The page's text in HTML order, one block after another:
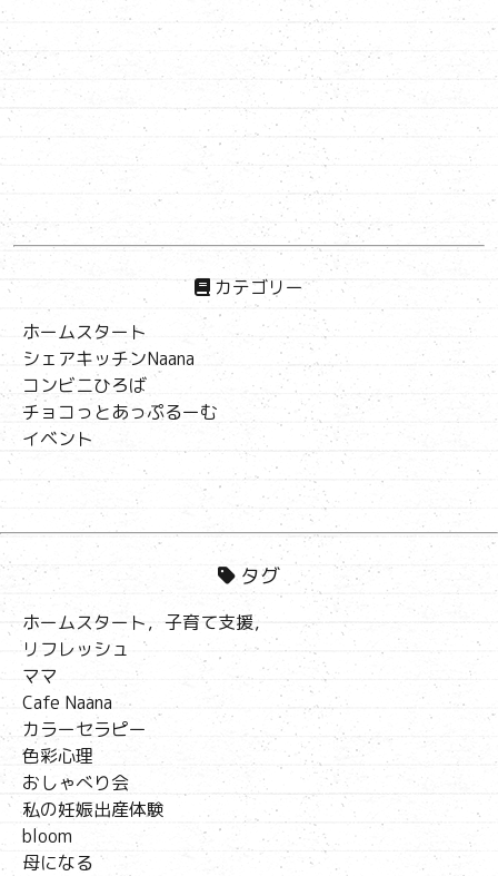
り
カテゴリー
ホームスタート
シェアキッチンNaana
コンビニひろば
チョコっとあっぷるーむ
イベント
タグ
ホームスタート，子育て支援，
リフレッシュ
ママ
Cafe Naana
カラーセラピー
色彩心理
おしゃべり会
私の妊娠出産体験
bloom
母になる